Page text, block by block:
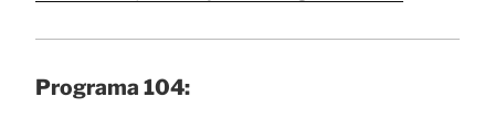
Programa 104: